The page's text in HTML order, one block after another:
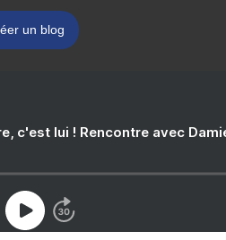
un blog
c'est lui ! Rencontre avec